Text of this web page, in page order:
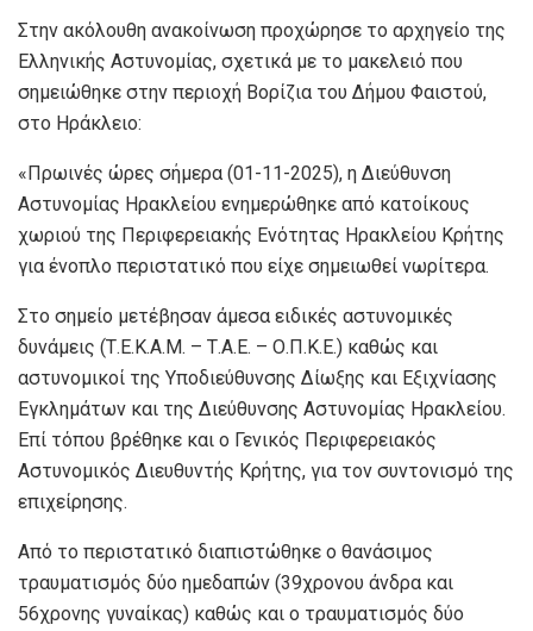
Στην ακόλουθη ανακοίνωση προχώρησε το αρχηγείο της
Ελληνικής Αστυνομίας, σχετικά με το μακελειό που
σημειώθηκε στην περιοχή Βορίζια του Δήμου Φαιστού,
στο Ηράκλειο:
«Πρωινές ώρες σήμερα (01-11-2025), η Διεύθυνση
Αστυνομίας Ηρακλείου ενημερώθηκε από κατοίκους
χωριού της Περιφερειακής Ενότητας Ηρακλείου Κρήτης
για ένοπλο περιστατικό που είχε σημειωθεί νωρίτερα.
Στο σημείο μετέβησαν άμεσα ειδικές αστυνομικές
δυνάμεις (Τ.Ε.Κ.Α.Μ. – Τ.Α.Ε. – Ο.Π.Κ.Ε.) καθώς και
αστυνομικοί της Υποδιεύθυνσης Δίωξης και Εξιχνίασης
Εγκλημάτων και της Διεύθυνσης Αστυνομίας Ηρακλείου.
Επί τόπου βρέθηκε και ο Γενικός Περιφερειακός
Αστυνομικός Διευθυντής Κρήτης, για τον συντονισμό της
επιχείρησης.
Από το περιστατικό διαπιστώθηκε ο θανάσιμος
τραυματισμός δύο ημεδαπών (39χρονου άνδρα και
56χρονης γυναίκας) καθώς και ο τραυματισμός δύο